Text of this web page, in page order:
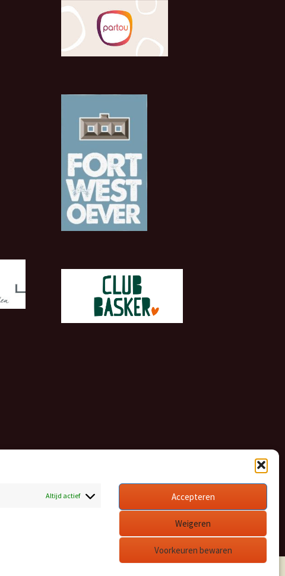
Altijd actief Accepteren
Weigeren
Voorkeuren bewaren